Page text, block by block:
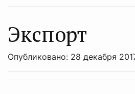
Экспорт
Опубликовано: 28 декабря